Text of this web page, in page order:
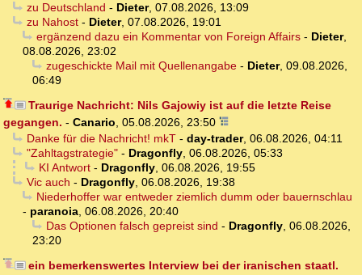
zu Deutschland - Dieter, 07.08.2026, 13:09
zu Nahost- Dieter, 07.08.2026, 19:01
ergänzend dazu ein Kommentar von Foreign Affairs- Dieter,
08.08.2026, 23:02
zugeschickte Mail mit Quellenangabe- Dieter, 09.08.2026,
06:49
Traurige Nachricht: Nils Gajowiy ist auf die letzte Reise
gegangen. - Canario, 05.08.2026, 23:50
Danke für die Nachricht! mkT- day-trader, 06.08.2026, 04:11
"Zahltagstrategie"- Dragonfly, 06.08.2026, 05:33
KI Antwort- Dragonfly, 06.08.2026, 19:55
Vic auch - Dragonfly, 06.08.2026, 19:38
Niederhoffer war entweder ziemlich dumm oder bauernschlau
- paranoia, 06.08.2026, 20:40
Das Optionen falsch gepreist sind - Dragonfly, 06.08.2026,
23:20
ein bemerkenswertes Interview bei der iranischen staatl.